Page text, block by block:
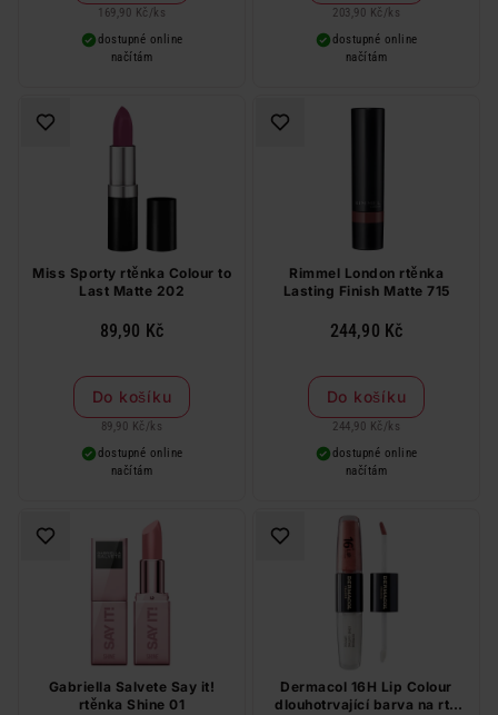
169,90 Kč / ks
dostupné online
načítám
203,90 Kč / ks
dostupné online
načítám
Miss Sporty rtěnka Colour to
Last Matte 202
89,90 Kč
Do košíku
89,90 Kč / ks
dostupné online
načítám
Rimmel London rtěnka
Lasting Finish Matte 715
244,90 Kč
Do košíku
244,90 Kč / ks
dostupné online
načítám
Gabriella Salvete Say it!
rtěnka Shine 01
Dermacol 16H Lip Colour
dlouhotrvající barva na rty